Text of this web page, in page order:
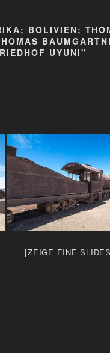
BOLIVIEN;
UYUNI"
[ZEIGE EINE